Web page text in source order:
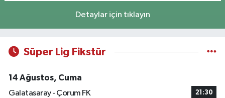
Detaylar için tıklayın
Süper Lig Fikstür
14 Ağustos, Cuma
Galatasaray - Çorum FK
21:30